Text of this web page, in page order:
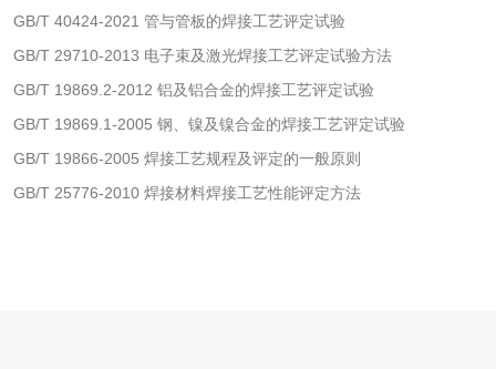
GB/T 40424-2021 管与管板的焊接工艺评定试验
GB/T 29710-2013 电子束及激光焊接工艺评定试验方法
GB/T 19869.2-2012 铝及铝合金的焊接工艺评定试验
GB/T 19869.1-2005 钢、镍及镍合金的焊接工艺评定试验
GB/T 19866-2005 焊接工艺规程及评定的一般原则
GB/T 25776-2010 焊接材料焊接工艺性能评定方法
油墨检测 凹版油墨和柔印油
陶瓷颜料检测
油墨成分分析
玻璃画颜料检测 儿童水粉画颜料检